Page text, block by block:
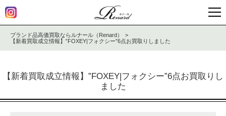
ブランド品高価買取ならルナール（Renard）
【新着買取成立情報】”FOXEY|フォクシー”6点お買取りしました
【新着買取成立情報】”FOXEY|フォクシー”6点お買取りし
ました